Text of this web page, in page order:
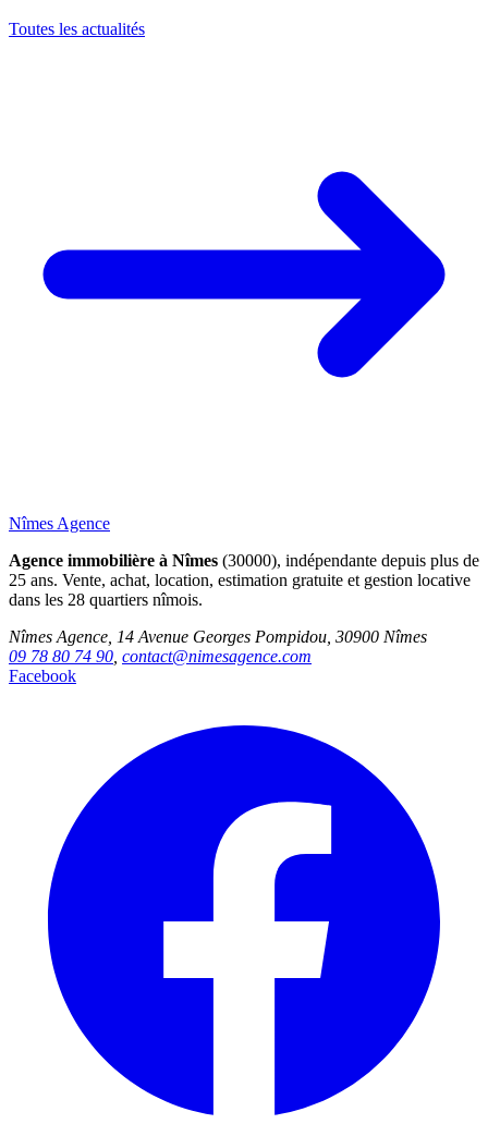
Toutes les actualités
Nîmes Agence
Agence immobilière à Nîmes (30000), indépendante depuis plus de
25 ans. Vente, achat, location, estimation gratuite et gestion locative
dans les 28 quartiers nîmois.
Nîmes Agence, 14 Avenue Georges Pompidou, 30900 Nîmes
09 78 80 74 90 contact@nimesagence.com
Facebook